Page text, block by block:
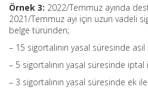
Örnek 3: 2022/Temmuz ayında
2021/Temmuz ayı için uzun vadeli
belge türünden;
– 15 sigortalının yasal süresinde
– 5 sigortalının yasal süresinde iptal
– 3 sigortalının yasal süresinde ek